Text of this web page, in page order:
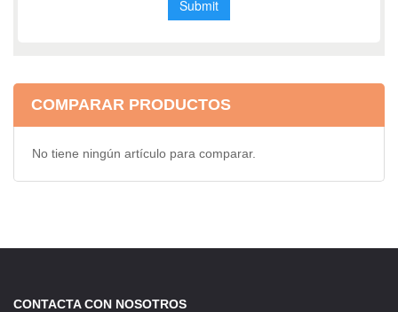
COMPARAR PRODUCTOS
No tiene ningún artículo para comparar.
CONTACTA CON NOSOTROS